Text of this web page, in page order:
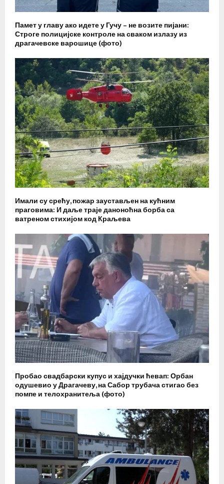
Памет у главу ако идете у Гучу – не возите пијани:
Строге полицијске контроле на сваком излазу из
драгачевске варошице (фото)
Имали су срећу, пожар заустављен на кућним
праговима: И даље траје даноноћна борба са
ватреном стихијом код Краљева
Пробао свадбарски купус и хајдучки ћевап: Орбан
одушевио у Драгачеву, на Сабор трубача стигао без
помпе и телохранитеља (фото)